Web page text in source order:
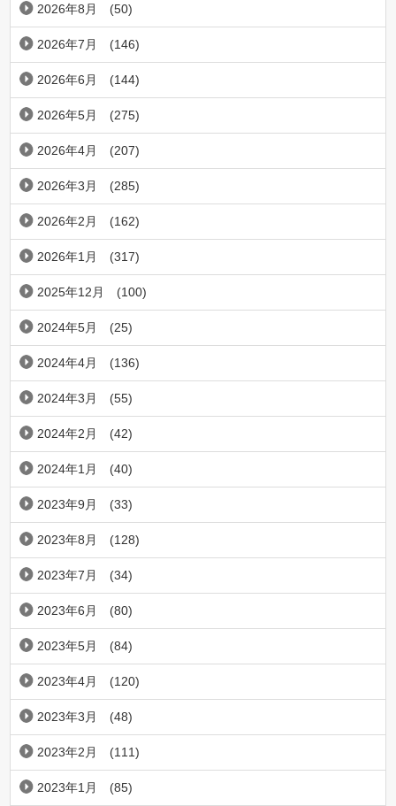
2026年8月 (50)
2026年7月 (146)
2026年6月 (144)
2026年5月 (275)
2026年4月 (207)
2026年3月 (285)
2026年2月 (162)
2026年1月 (317)
2025年12月 (100)
2024年5月 (25)
2024年4月 (136)
2024年3月 (55)
2024年2月 (42)
2024年1月 (40)
2023年9月 (33)
2023年8月 (128)
2023年7月 (34)
2023年6月 (80)
2023年5月 (84)
2023年4月 (120)
2023年3月 (48)
2023年2月 (111)
2023年1月 (85)